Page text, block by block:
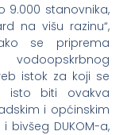
9.000 stanovnika,
na višu razinu“,
se priprema
istok za koji se
isto biti ovakva
i općinskim
bivšeg DUKOM-a,